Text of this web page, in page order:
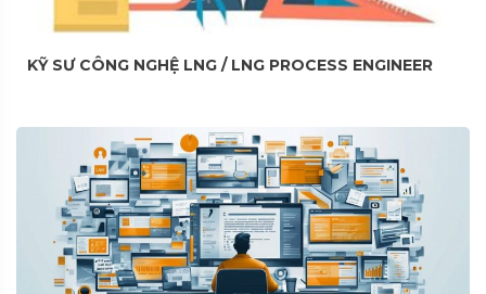
KỸ SƯ CÔNG NGHỆ LNG / LNG PROCESS ENGINEER